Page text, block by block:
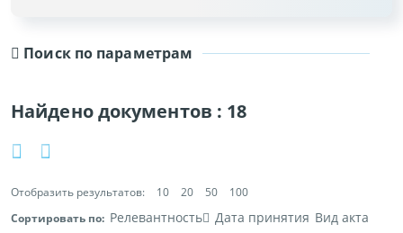
Поиск по параметрам
Найдено документов : 18
Отобразить результатов: 10 20 50
100
Сортировать по: Релевантность Дата принятия Вид акта